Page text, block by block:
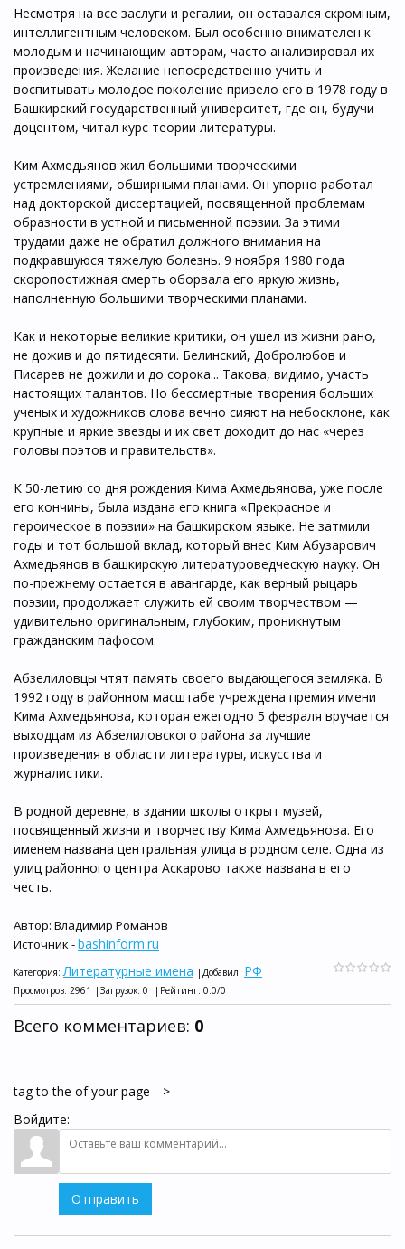
Несмотря на все заслуги и регалии, он оставался скромным,
интеллигентным человеком. Был особенно внимателен к
молодым и начинающим авторам, часто анализировал их
произведения. Желание непосредственно учить и
воспитывать молодое поколение привело его в 1978 году в
Башкирский государственный университет, где он, будучи
доцентом, читал курс теории литературы.
Ким Ахмедьянов жил большими творческими
устремлениями, обширными планами. Он упорно работал
над докторской диссертацией, посвященной проблемам
образности в устной и письменной поэзии. За этими
трудами даже не обратил должного внимания на
подкравшуюся тяжелую болезнь. 9 ноября 1980 года
скоропостижная смерть оборвала его яркую жизнь,
наполненную большими творческими планами.
Как и некоторые великие критики, он ушел из жизни рано,
не дожив и до пятидесяти. Белинский, Добролюбов и
Писарев не дожили и до сорока... Такова, видимо, участь
настоящих талантов. Но бессмертные творения больших
ученых и художников слова вечно сияют на небосклоне, как
крупные и яркие звезды и их свет доходит до нас «через
головы поэтов и правительств».
К 50-летию со дня рождения Кима Ахмедьянова, уже после
его кончины, была издана его книга «Прекрасное и
героическое в поэзии» на башкирском языке. Не затмили
годы и тот большой вклад, который внес Ким Абузарович
Ахмедьянов в башкирскую литературоведческую науку. Он
по-прежнему остается в авангарде, как верный рыцарь
поэзии, продолжает служить ей своим творчеством —
удивительно оригинальным, глубоким, проникнутым
гражданским пафосом.
Абзелиловцы чтят память своего выдающегося земляка. В
1992 году в районном масштабе учреждена премия имени
Кима Ахмедьянова, которая ежегодно 5 февраля вручается
выходцам из Абзелиловского района за лучшие
произведения в области литературы, искусства и
журналистики.
В родной деревне, в здании школы открыт музей,
посвященный жизни и творчеству Кима Ахмедьянова. Его
именем названа центральная улица в родном селе. Одна из
улиц районного центра Аскарово также названа в его
честь.
Автор: Владимир Романов
Источник -bashinform.ru
Категория: Литературные имена | Добавил: РФ
Просмотров: 2961 | Загрузок: 0 | Рейтинг: 0.0/0
Всего комментариев: 0
tag to the of your page -->
Войдите:
Отправить